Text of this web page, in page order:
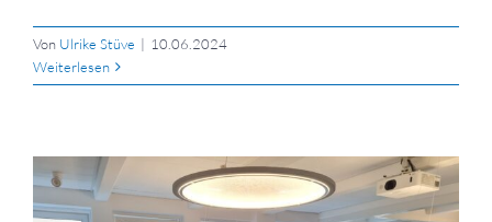
Von Ulrike Stüve | 10.06.2024
Weiterlesen